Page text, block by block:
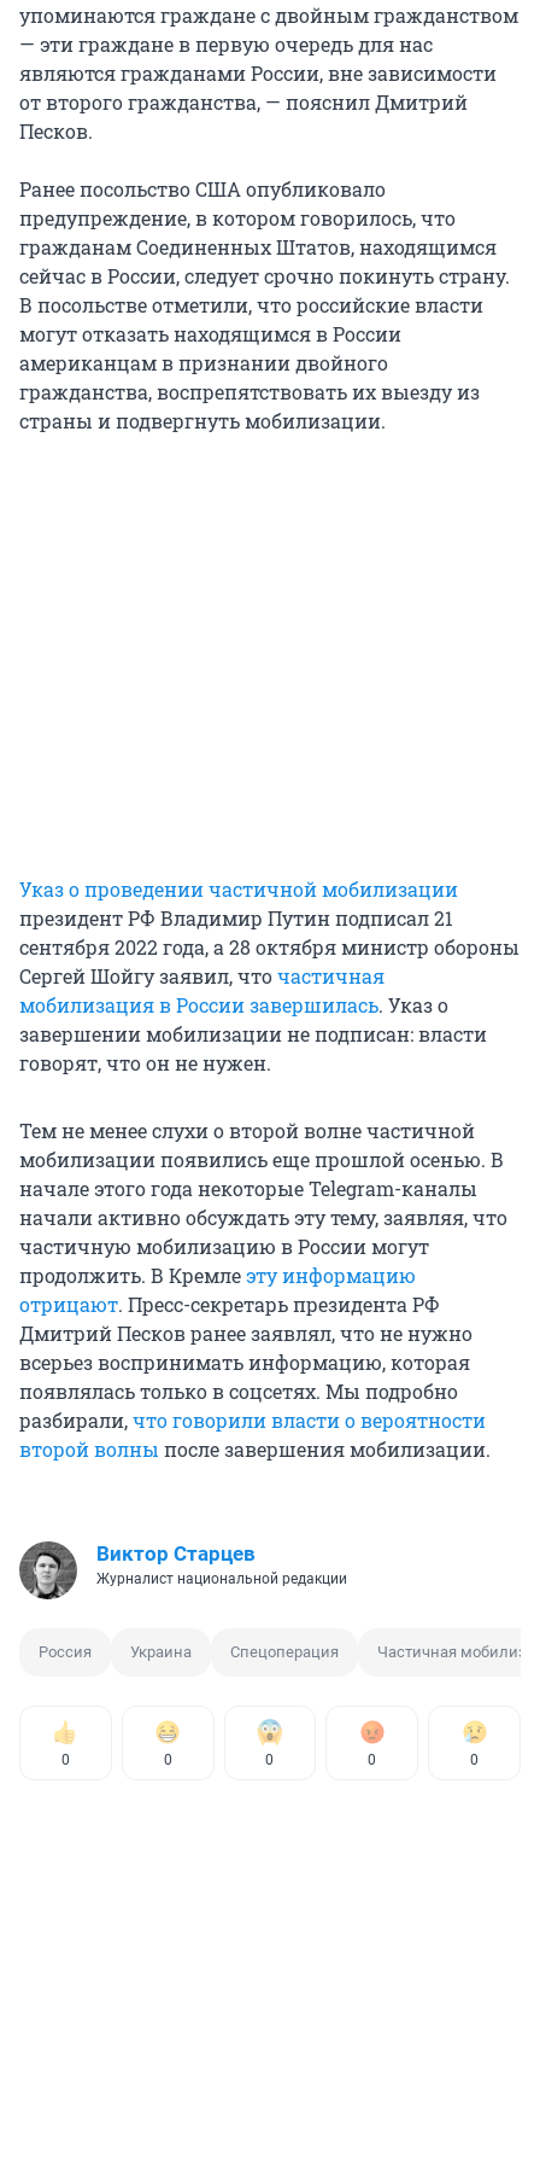
упоминаются граждане с двойным гражданством
— эти граждане в первую очередь для нас
являются гражданами России, вне зависимости
от второго гражданства, — пояснил Дмитрий
Песков.
Ранее посольство США опубликовало
предупреждение, в котором говорилось, что
гражданам Соединенных Штатов, находящимся
сейчас в России, следует срочно покинуть страну.
В посольстве отметили, что российские власти
могут отказать находящимся в России
американцам в признании двойного
гражданства, воспрепятствовать их выезду из
страны и подвергнуть мобилизации.
Указ о проведении частичной мобилизации
президент РФ Владимир Путин подписал 21
сентября 2022 года, а 28 октября министр обороны
Сергей Шойгу заявил, чточастичная
мобилизация в России завершилась. Указ о
завершении мобилизации не подписан: власти
говорят, что он не нужен.
Тем не менее слухи о второй волне частичной
мобилизации появились еще прошлой осенью. В
начале этого года некоторые Telegram-каналы
начали активно обсуждать эту тему, заявляя, что
частичную мобилизацию в России могут
продолжить. В Кремлеэту информацию
отрицают. Пресс-секретарь президента РФ
Дмитрий Песков ранее заявлял, что не нужно
всерьез воспринимать информацию, которая
появлялась только в соцсетях. Мы подробно
разбирали,что говорили власти о вероятности
второй волны после завершения мобилизации.
Виктор Старцев
Журналист национальной редакции
Россия Украина Спецоперация Частичная
0 0 0 0 0